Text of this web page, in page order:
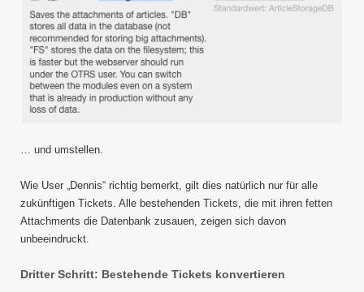
… und umstellen.
Wie User „Dennis“ richtig bemerkt, gilt dies natürlich nur für alle
zukünftigen Tickets. Alle bestehenden Tickets, die mit ihren fetten
Attachments die Datenbank zusauen, zeigen sich davon
unbeeindruckt.
Dritter Schritt: Bestehende Tickets konvertieren